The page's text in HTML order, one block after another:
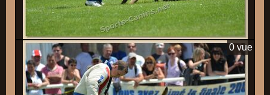
0 vue